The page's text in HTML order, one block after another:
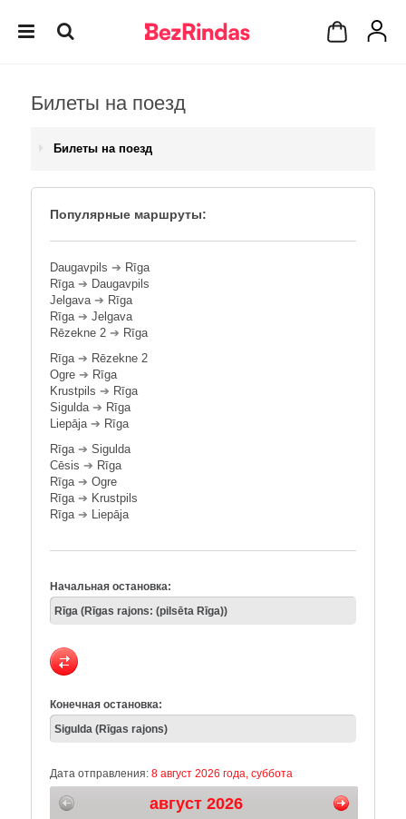
Билеты на поезд
Билеты на поезд
Популярные маршруты:
Daugavpils ➔ Rīga
Rīga➔ Daugavpils
Jelgava➔ Rīga
Rīga➔ Jelgava
Rēzekne 2 ➔ Rīga
Rīga➔ Rēzekne 2
Ogre ➔ Rīga
Krustpils ➔ Rīga
Sigulda➔ Rīga
Liepāja➔ Rīga
Rīga➔ Sigulda
Cēsis ➔ Rīga
Rīga➔ Ogre
Rīga➔ Krustpils
Rīga➔ Liepāja
Начальная остановка:
Конечная остановка:
Дата отправления: 8 август 2026 года, суббота
август 2026